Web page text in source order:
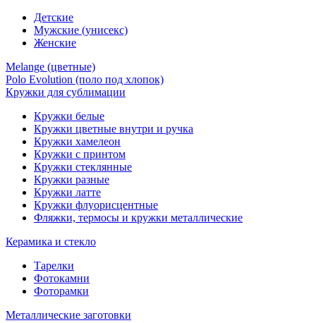
Детские
Мужские (унисекс)
Женские
Melange (цветные)
Polo Evolution (поло под хлопок)
Кружки для сублимации
Кружки белые
Кружки цветные внутри и ручка
Кружки хамелеон
Кружки c принтом
Кружки стеклянные
Кружки разные
Кружки латте
Кружки флуорисцентные
Фляжки, термосы и кружки металлические
Керамика и стекло
Тарелки
Фотокамни
Фоторамки
Металлические заготовки